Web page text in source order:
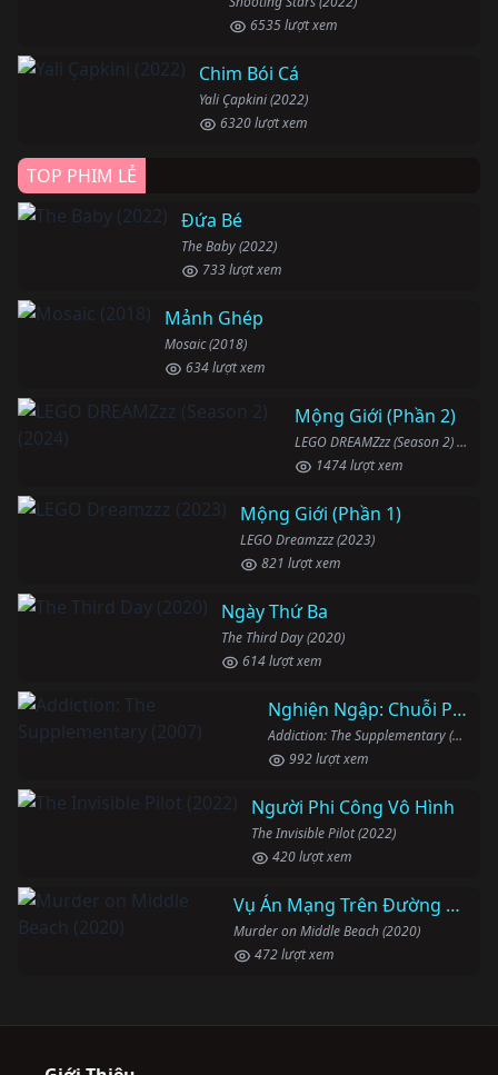
6535 lượt xem
Chim Bói Cá
Yali Çapkini (2022)
6320 lượt xem
TOP PHIM LẺ
Đứa Bé
The Baby (2022)
733 lượt xem
Mảnh Ghép
Mosaic (2018)
634 lượt xem
Mộng Giới (Phần 2)
LEGO DREAMZzz (Season 2) (2024)
1474 lượt xem
Mộng Giới (Phần 1)
LEGO Dreamzzz (2023)
821 lượt xem
Ngày Thứ Ba
The Third Day (2020)
614 lượt xem
Nghiện Ngập: Chuỗi Phim Bổ Trợ
Addiction: The Supplementary (2007)
992 lượt xem
Người Phi Công Vô Hình
The Invisible Pilot (2022)
420 lượt xem
Vụ Án Mạng Trên Đường Middle Beach
Murder on Middle Beach (2020)
472 lượt xem